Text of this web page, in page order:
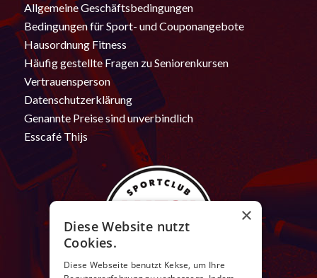
Allgemeine Geschäftsbedingungen
Bedingungen für Sport- und Couponangebote
Hausordnung Fitness
Häufig gestellte Fragen zu Seniorenkursen
Vertrauensperson
Datenschutzerklärung
Genannte Preise sind unverbindlich
Esscafé Thijs
×
Diese Website nutzt
Cookies.
Diese Webseite benutzt Kekse, um Ihre